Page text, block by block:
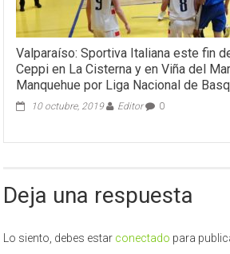
Valparaíso: Sportiva Italiana este fin
Ceppi en La Cisterna y en Viña del
Manquehue por Liga Nacional de
10 octubre, 2019 Editor 0
Deja una respuesta
Lo siento, debes estar conectado para